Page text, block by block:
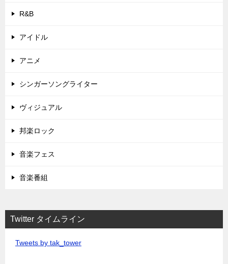
R&B
アイドル
アニメ
シンガーソングライター
ヴィジュアル
邦楽ロック
音楽フェス
音楽番組
Twitter タイムライン
Tweets by tak_tower